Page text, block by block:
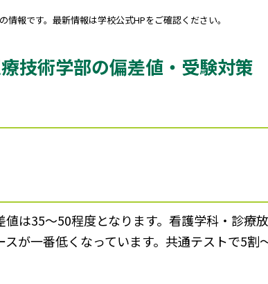
報です。最新情報は学校公式HPをご確認ください。
技術学部の偏差値・受験対策
値は35～50程度となります。看護学科・診
が一番低くなっています。共通テストで5